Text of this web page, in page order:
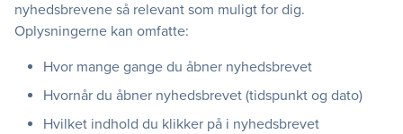
nyhedsbrevene så relevant som muligt for dig.
Oplysningerne kan omfatte:
Hvor mange gange du åbner nyhedsbrevet
Hvornår du åbner nyhedsbrevet (tidspunkt og dato)
Hvilket indhold du klikker på i nyhedsbrevet